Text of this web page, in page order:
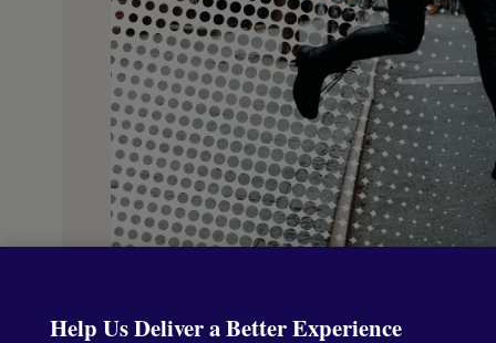
Help Us Deliver a Better Experience